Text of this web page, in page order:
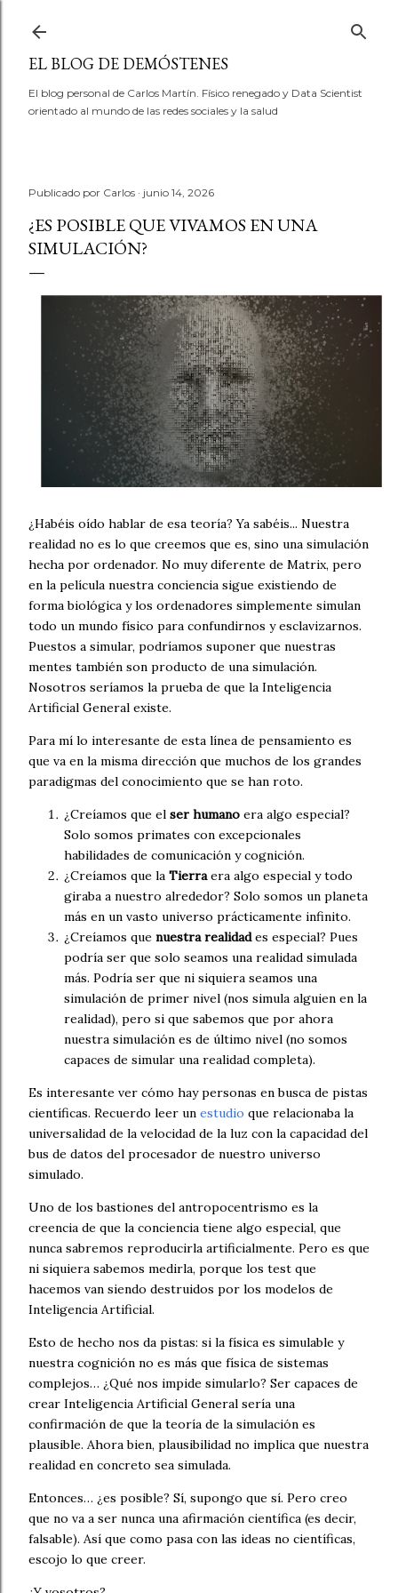
EL BLOG DE DEMÓSTENES
El blog personal de Carlos Martín. Físico renegado y Data Scientist
orientado al mundo de las redes sociales y la salud
Publicado por Carlos junio 14, 2026
¿ES POSIBLE QUE VIVAMOS EN UNA
SIMULACIÓN?
¿Habéis oído hablar de esa teoría? Ya sabéis... Nuestra
realidad no es lo que creemos que es, sino una simulación
hecha por ordenador. No muy diferente de Matrix, pero
en la película nuestra conciencia sigue existiendo de
forma biológica y los ordenadores simplemente simulan
todo un mundo físico para confundirnos y esclavizarnos.
Puestos a simular, podríamos suponer que nuestras
mentes también son producto de una simulación.
Nosotros seríamos la prueba de que la Inteligencia
Artificial General existe.
Para mí lo interesante de esta línea de pensamiento es
que va en la misma dirección que muchos de los grandes
paradigmas del conocimiento que se han roto.
¿Creíamos que el ser humano era algo especial?
Solo somos primates con excepcionales
habilidades de comunicación y cognición.
¿Creíamos que la Tierraera algo especial y todo
giraba a nuestro alrededor? Solo somos un planeta
más en un vasto universo prácticamente infinito.
¿Creíamos que nuestra realidades especial? Pues
podría ser que solo seamos una realidad simulada
más. Podría ser que ni siquiera seamos una
simulación de primer nivel (nos simula alguien en la
realidad), pero si que sabemos que por ahora
nuestra simulación es de último nivel (no somos
capaces de simular una realidad completa).
Es interesante ver cómo hay personas en busca de pistas
científicas. Recuerdo leer un estudio que relacionaba la
universalidad de la velocidad de la luz con la capacidad del
bus de datos del procesador de nuestro universo
simulado.
Uno de los bastiones del antropocentrismo es la
creencia de que la conciencia tiene algo especial, que
nunca sabremos reproducirla artificialmente. Pero es que
ni siquiera sabemos medirla, porque los test que
hacemos van siendo destruidos por los modelos de
Inteligencia Artificial.
Esto de hecho nos da pistas: si la física es simulable y
nuestra cognición no es más que física de sistemas
complejos… ¿Qué nos impide simularlo? Ser capaces de
crear Inteligencia Artificial General sería una
confirmación de que la teoría de la simulación es
plausible. Ahora bien, plausibilidad no implica que nuestra
realidad en concreto sea simulada.
Entonces… ¿es posible? Sí, supongo que sí. Pero creo
que no va a ser nunca una afirmación científica (es decir,
falsable). Así que como pasa con las ideas no científicas,
escojo lo que creer.